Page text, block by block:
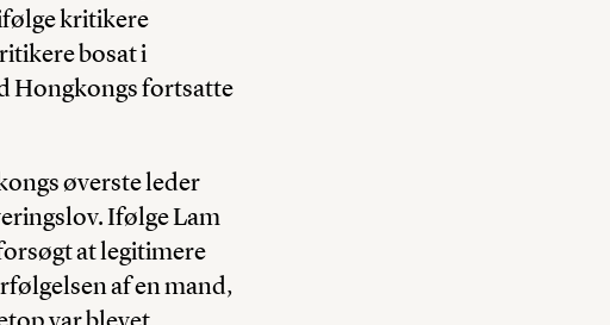
kritikere
bosat i
Hongkongs fortsatte
øverste leder
Ifølge Lam
at legitimere
af en mand,